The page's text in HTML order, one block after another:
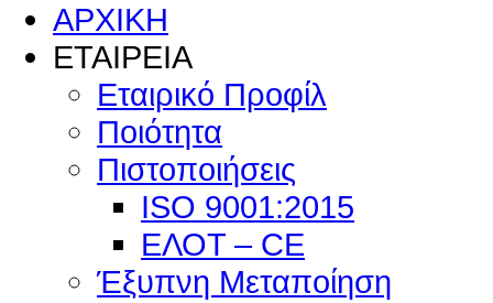
ΑΡΧΙΚΗ
ΕΤΑΙΡΕΙΑ
Εταιρικό Προφίλ
Ποιότητα
Πιστοποιήσεις
ISO 9001:2015
ΕΛΟΤ – CE
Έξυπνη Μεταποίηση